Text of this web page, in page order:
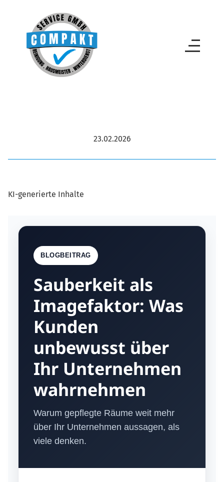
23.02.2026
KI-generierte Inhalte
BLOGBEITRAG
Sauberkeit als
Imagefaktor: Was
Kunden
unbewusst über
Ihr Unternehmen
wahrnehmen
Warum gepflegte Räume weit mehr
über Ihr Unternehmen aussagen, als
viele denken.